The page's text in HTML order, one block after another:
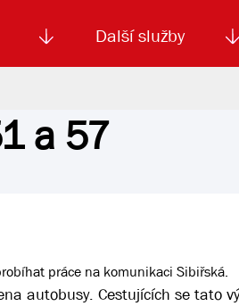
Jízdné MHD
Další služby
Smluvní doprava
Výběrová řízení
a 57
práce na komunikaci Sibiřská.
autobusy. Cestujících se tato